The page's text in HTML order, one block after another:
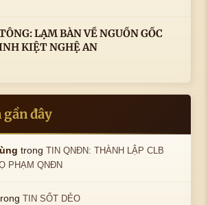
LẠM BÀN VỀ NGUỒN GỐC
KIỆT NGHỆ AN
đây
trongTIN QNĐN: THÀNH LẬP CLB
PHẠM QNĐN
TIN SỐT DẺO